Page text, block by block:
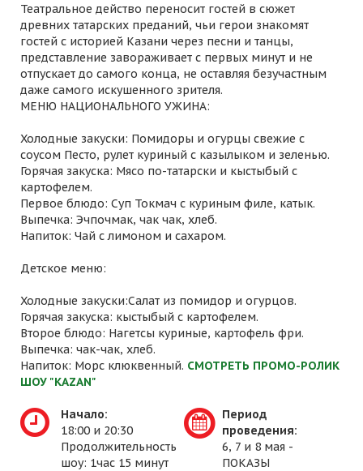
Театральное действо переносит гостей в сюжет
древних татарских преданий, чьи герои знакомят
гостей с историей Казани через песни и танцы,
представление завораживает с первых минут и не
отпускает до самого конца, не оставляя безучастным
даже самого искушенного зрителя.
МЕНЮ НАЦИОНАЛЬНОГО УЖИНА:
Холодные закуски: Помидоры и огурцы свежие с
соусом Песто, рулет куриный с казылыком и зеленью.
Горячая закуска: Мясо по-татарски и кыстыбый с
картофелем.
Первое блюдо: Суп Токмач с куриным филе, катык.
Выпечка: Эчпочмак, чак чак, хлеб.
Напиток: Чай с лимоном и сахаром.
Детское меню:
Холодные закуски:Салат из помидор и огурцов.
Горячая закуска: кыстыбый с картофелем.
Второе блюдо: Нагетсы куриные, картофель фри.
Выпечка: чак-чак, хлеб.
Напиток: Морс клюквенный. СМОТРЕТЬ ПРОМО-РОЛИК
ШОУ "KAZAN"
Начало:
18:00 и 20:30
Продолжительность
шоу: 1час 15 минут
Период
проведения:
6, 7 и 8 мая -
ПОКАЗЫ